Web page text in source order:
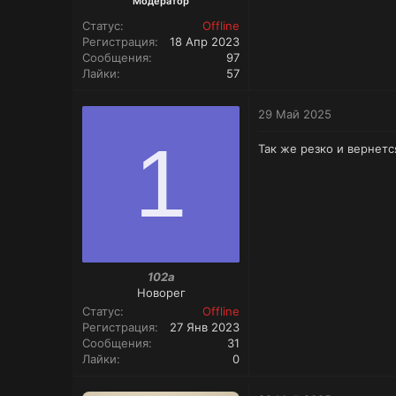
Статус
Offline
Регистрация
18 Апр 2023
Сообщения
97
Лайки
57
1
102a
Новорег
Статус
Offline
Регистрация
27 Янв 2023
Сообщения
31
Лайки
0
29 Май 2025
Так же резко и